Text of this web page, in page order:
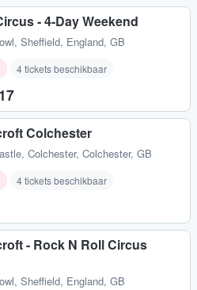
- 4-Day Weekend
, Sheffield, England, GB
4 tickets beschikbaar
Colchester
, Colchester, Colchester, GB
4 tickets beschikbaar
- Rock N Roll Circus
, Sheffield, England, GB